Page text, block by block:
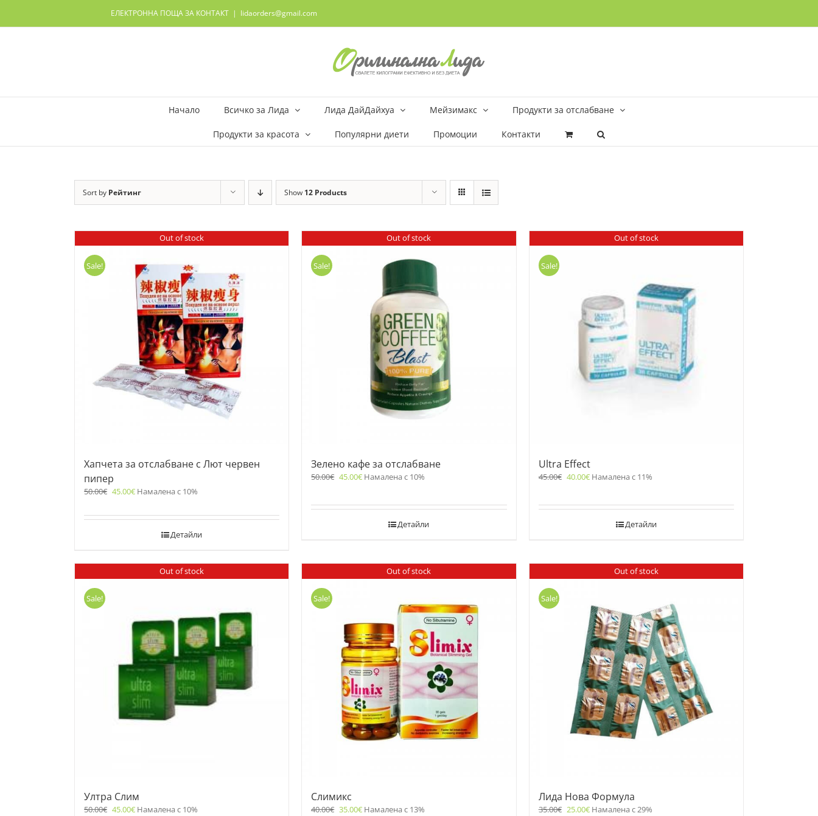
content
ЕЛЕКТРОННА ПОЩА ЗА КОНТАКТ | lidaorders@gmail.com
Начало Всичко за Лида Лида ДайДайхуа Мейзимакс Продукти за отслабване
Продукти за красота Популярни диети Промоции Контакти
Sort by Рейтинг Show 12 Products
Out of stock
Sale!
Хапчета за отслабване с Лют червен
пипер
50.00€ 45.00€ Намалена с 10%
Детайли
Out of stock
Sale!
Зелено кафе за отслабване
50.00€ 45.00€ Намалена с 10%
Детайли
Out of stock
Sale!
Ultra Effect
45.00€ 40.00€Намалена с 11%
Детайли
Out of stock
Sale!
Ултра Слим
50.00€ 45.00€ Намалена с 10%
Out of stock
Sale!
Слимикс
40.00€ 35.00€ Намалена с 13%
Out of stock
Sale!
Лида Нова Формула
35.00€ 25.00€Намалена с 29%